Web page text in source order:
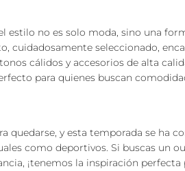
estilo no es solo moda, sino una
cuidadosamente seleccionado,
cálidos y accesorios de alta
para quienes buscan
quedarse, y esta temporada se ha
como deportivos. Si buscas un
¡tenemos la inspiración perfecta